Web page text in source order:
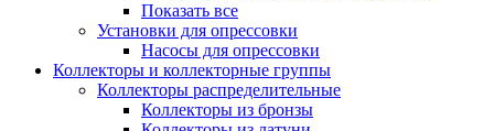
Показать все
Установки для опрессовки
Насосы для опрессовки
Коллекторы и коллекторные группы
Коллекторы распределительные
Коллекторы из бронзы